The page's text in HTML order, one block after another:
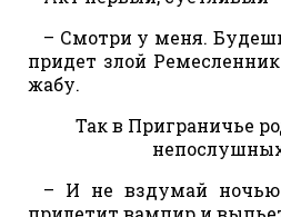
– Смотри у меня.
придет злой
жабу.
Так в Приграничье
– И не вздумай ночью